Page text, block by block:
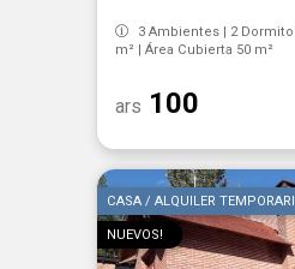
3 Ambientes | 2
m² | Área Cubierta 50 m²
ars 100
CASA / ALQUILER
NUEVOS!